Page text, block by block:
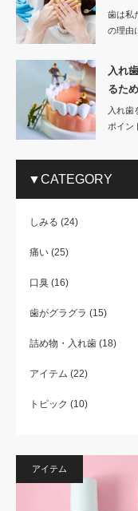
歯は私
の理由
入れ
るた
入れ歯
ポイン
▼CATEGORY
しみる (24)
痛い (25)
口臭 (16)
歯がグラグラ (15)
詰め物・入れ歯 (18)
アイテム (22)
トピック (10)
アイテム